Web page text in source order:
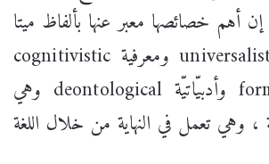
أهم خصائصها معبر عنها بألفاظ ميتا
أخلاق كونية universalistic ومعرفية cognitivistic
وصورية formalistic وأدبيّاتيّة deontological وهي
وهي تعمل في النهاية من خلال اللغة